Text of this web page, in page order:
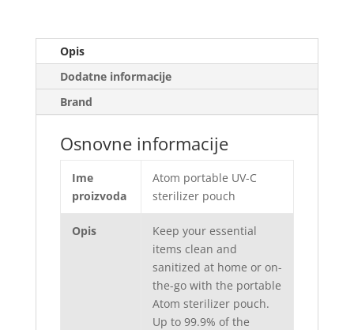
Opis
Dodatne informacije
Brand
Osnovne informacije
Ime
proizvoda
Atom portable UV-C
sterilizer pouch
Opis
Keep your essential
items clean and
sanitized at home or on-
the-go with the portable
Atom sterilizer pouch.
Up to 99.9% of the